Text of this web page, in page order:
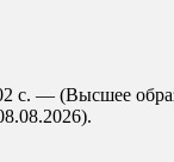
с. — (Высшее